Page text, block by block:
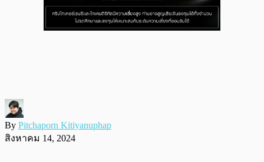
By Pitchaporn Kitiyanuphap
สิงหาคม 14, 2024